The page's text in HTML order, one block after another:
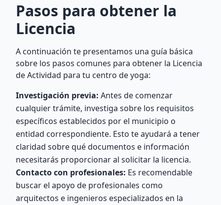
Pasos para obtener la
Licencia
A continuación te presentamos una guía básica
sobre los pasos comunes para obtener la Licencia
de Actividad para tu centro de yoga:
Investigación previa: Antes de comenzar
cualquier trámite, investiga sobre los requisitos
específicos establecidos por el municipio o
entidad correspondiente. Esto te ayudará a tener
claridad sobre qué documentos e información
necesitarás proporcionar al solicitar la licencia.
Contacto con profesionales: Es recomendable
buscar el apoyo de profesionales como
arquitectos e ingenieros especializados en la